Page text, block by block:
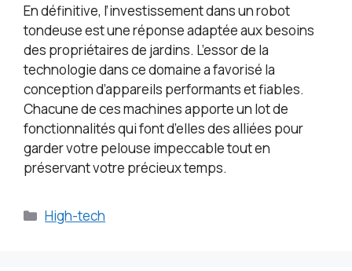
En définitive, l’investissement dans un robot
tondeuse est une réponse adaptée aux besoins
des propriétaires de jardins. L’essor de la
technologie dans ce domaine a favorisé la
conception d’appareils performants et fiables.
Chacune de ces machines apporte un lot de
fonctionnalités qui font d’elles des alliées pour
garder votre pelouse impeccable tout en
préservant votre précieux temps.
Catégories
High-tech